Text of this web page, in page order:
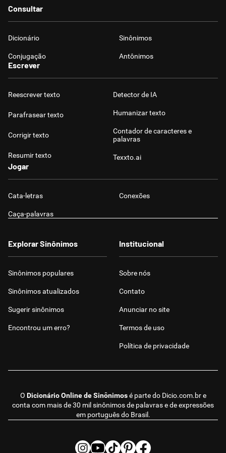
Consultar
Dicionário Sinônimos
Conjugação Antônimos
Escrever
Reescrever texto
Parafrasear texto
Corrigir texto
Resumir texto
Detector de IA
Humanizar texto
Contador de caracteres e
palavras
Texxto.ai
Jogar
Cata-letras Conexões
Caça-palavras
O Dicionário Online de Sinônimosé parte do Dicio.com.bre
conta com mais de 30 mil sinônimos de palavras e de expressões
em português do Brasil.
Explorar Sinônimos
Sinônimos populares
Sinônimos atualizados
Sugerir sinônimos
Encontrou um erro?
Institucional
Sobre nós
Contato
Anunciar no site
Termos de uso
Política de privacidade